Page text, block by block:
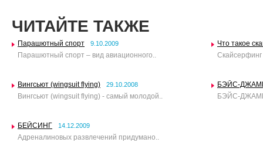
ЧИТАЙТЕ ТАКЖЕ
Парашютный спорт 9.10.2009
Парашютный спорт – вид авиационного..
Что такое
Скайсерфинг
Вингсьют (wingsuit flying) 29.10.2008
Вингсьют (wingsuit flying) - самый молодой..
БЭЙС-
БЭЙС-
БЕЙСИНГ 14.12.2009
Адреналиновых развлечений придумано..